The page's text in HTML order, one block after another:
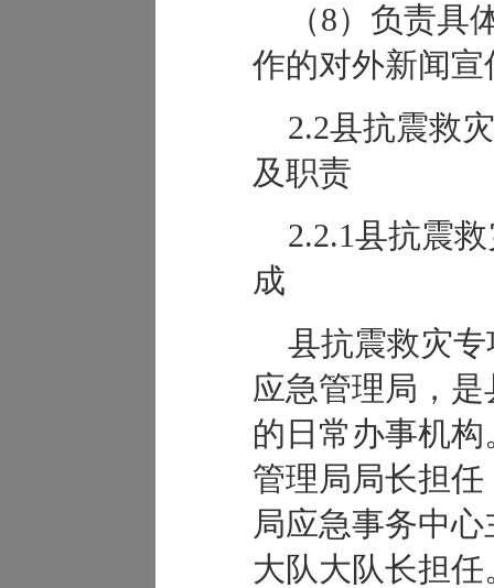
（8）负责具
作的对外新闻
2.2县抗震救
及职责
2.2.1县抗震
成
县抗震救灾
应急管理局，
的日常办事机
管理局局长担
局应急事务中
大队大队长担任